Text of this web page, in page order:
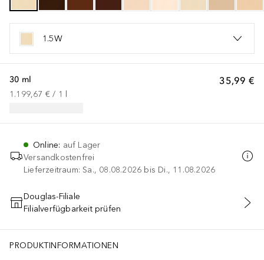
1.5W
35,99 €
30 ml
1.199,67 € / 1
Online: auf Lager
Versandkostenfrei
Lieferzeitraum: Sa., 08.08.2026 bis Di., 11.08.2026
IN DEN WARENKORB
Douglas-Filiale
Filialverfügbarkeit prüfen
PRODUKTINFORMATIONEN